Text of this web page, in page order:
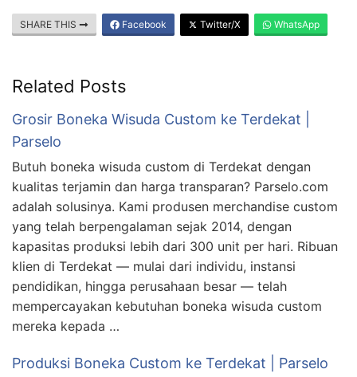
SHARE THIS Facebook Twitter/X WhatsApp
Related Posts
Grosir Boneka Wisuda Custom ke Terdekat |
Parselo
Butuh boneka wisuda custom di Terdekat dengan
kualitas terjamin dan harga transparan? Parselo.com
adalah solusinya. Kami produsen merchandise custom
yang telah berpengalaman sejak 2014, dengan
kapasitas produksi lebih dari 300 unit per hari. Ribuan
klien di Terdekat — mulai dari individu, instansi
pendidikan, hingga perusahaan besar — telah
mempercayakan kebutuhan boneka wisuda custom
mereka kepada …
Produksi Boneka Custom ke Terdekat | Parselo